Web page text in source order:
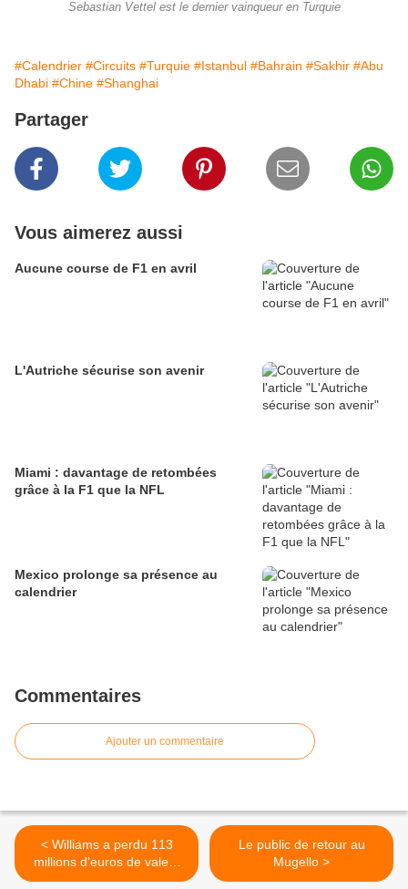
Sebastian Vettel est le dernier vainqueur en Turquie
#Calendrier #Circuits #Turquie #Istanbul #Bahrain #Sakhir #Abu
Dhabi #Chine #Shanghai
Partager
Vous aimerez aussi
Aucune course de F1 en avril
L'Autriche sécurise son avenir
Miami : davantage de retombées
grâce à la F1 que la NFL
Mexico prolonge sa présence au
calendrier
Commentaires
Ajouter un commentaire
< Williams a perdu 113
millions d'euros de valeur
en neuf ans
Le public de retour au
Mugello >